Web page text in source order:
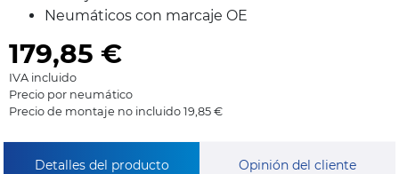
Neumáticos con marcaje OE
179,85 €
IVA incluido
Precio por neumático
Precio de montaje no incluido 19,85 €
Detalles del producto Opinión del cliente